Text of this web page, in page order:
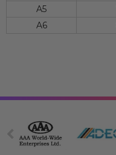
A5
A6